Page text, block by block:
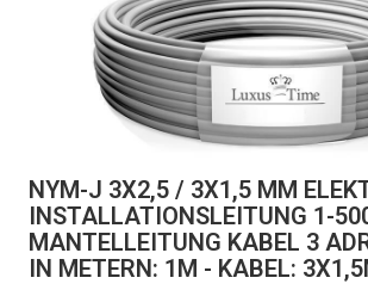
NYM-J 3X2,5 / 3X1,5 MM
INSTALLATIONSLEITUNG 1-
MANTELLEITUNG KABEL 3
IN METERN: 1M - KABEL: